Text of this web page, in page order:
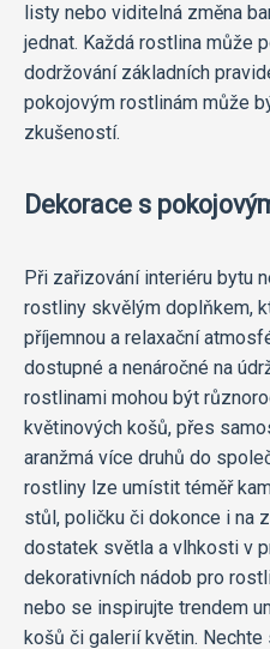
listy nebo viditelná změna
jednat. Každá rostlina může
dodržování základních
pokojovým rostlinám může
zkušeností.
Dekorace s
Při zařizování interiéru bytu
rostliny skvělým doplňkem,
příjemnou a relaxační
dostupné a nenáročné na
rostlinami mohou být
květinových košů, přes
aranžmá více druhů do
rostliny lze umístit téměř
stůl, poličku či dokonce i na
dostatek světla a vlhkosti v
dekorativních nádob pro
nebo se inspirujte trendem
košů či galerií květin.